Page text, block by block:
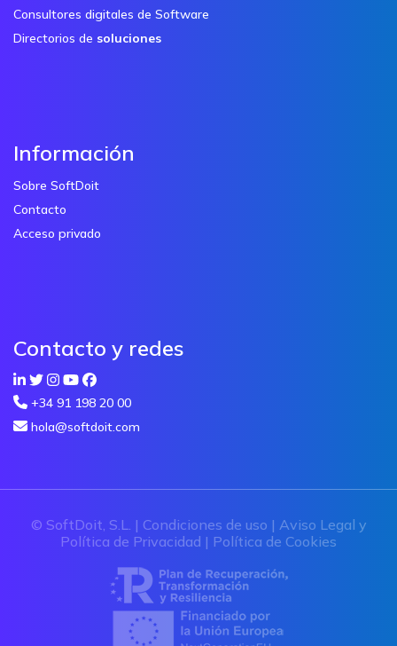
Consultores digitales de Software
Directorios de soluciones
Información
Sobre SoftDoit
Contacto
Acceso privado
Contacto y redes
+34 91 198 20 00
hola@softdoit.com
© SoftDoit, S.L. | Condiciones de uso | Aviso Legal y
Política de Privacidad | Política de Cookies